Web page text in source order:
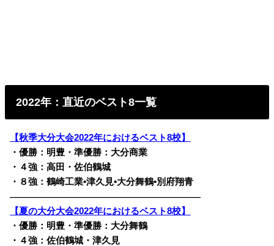
2022年：直近のベスト8一覧
【秋季大分大会2022年におけるベスト8校】
・優勝：明豊・準優勝：大分商業
・４強：高田・佐伯鶴城
・８強：鶴崎工業•津久見•大分舞鶴•別府翔青
————————————————————————
【夏の大分大会2022年におけるベスト8校】
・優勝：明豊・準優勝：大分舞鶴
・４強：佐伯鶴城・津久見